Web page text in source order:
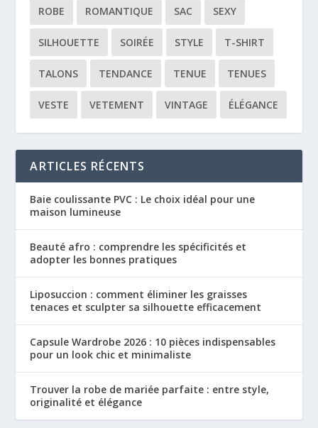
ROBE ROMANTIQUE SAC SEXY
SILHOUETTE SOIRÉE STYLE T-SHIRT
TALONS TENDANCE TENUE TENUES
VESTE VETEMENT VINTAGE ÉLÉGANCE
ARTICLES RÉCENTS
Baie coulissante PVC : Le choix idéal pour une
maison lumineuse
Beauté afro : comprendre les spécificités et
adopter les bonnes pratiques
Liposuccion : comment éliminer les graisses
tenaces et sculpter sa silhouette efficacement
Capsule Wardrobe 2026 : 10 pièces indispensables
pour un look chic et minimaliste
Trouver la robe de mariée parfaite : entre style,
originalité et élégance